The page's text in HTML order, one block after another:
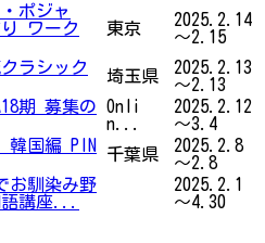
ポジャ
ワーク
東京
2025.2.14
～2.15
ラシック
埼玉県
2025.2.13
～2.13
期 募集の
Onli
n...
2025.2.12
～3.4
韓国編 PIN
千葉県
2025.2.8
～2.8
お馴染み野
講座...
2025.2.1
～4.30